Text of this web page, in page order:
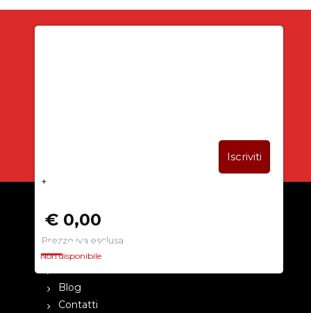
+
€ 0,00
Prezzo iva esclusa
Non disponibile
CHI SIAMO
Blog
Contatti